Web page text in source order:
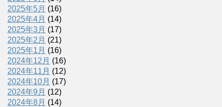
2025年5月 (16)
2025年4月 (14)
2025年3月 (17)
2025年2月 (21)
2025年1月 (16)
2024年12月 (16)
2024年11月 (12)
2024年10月 (17)
2024年9月 (12)
2024年8月 (14)